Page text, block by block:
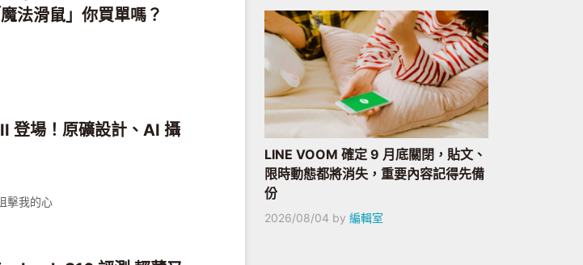
法滑鼠」你買單嗎？
登場！原礦設計、AI 攝
擊我的心
LINE VOOM 確定 9 月底關閉，貼文、
限時動態都將消失，重要內容記得先備
份
2026/08/04 by 編輯室